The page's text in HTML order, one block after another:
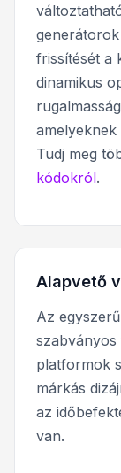
frissítését a
dinamikus
Tudj meg
kódokról.
Alapvető
Az
platformok
márkás
az
van.